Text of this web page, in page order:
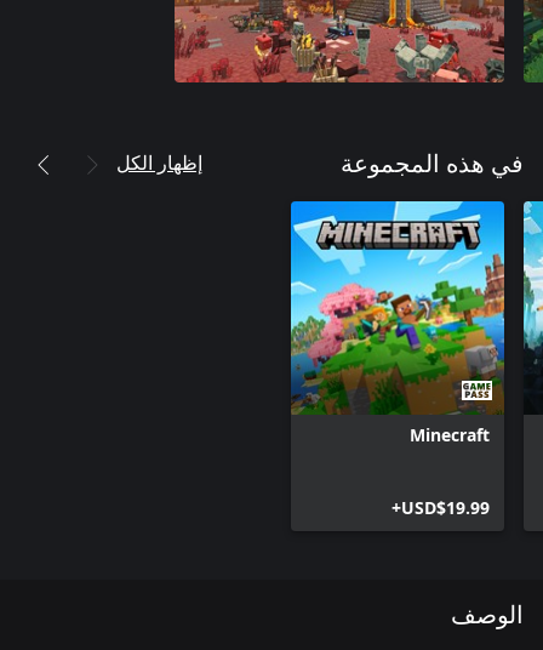
في هذه المجموعة إظهار الكل
Minecraft
USD$19.99+
الوصف